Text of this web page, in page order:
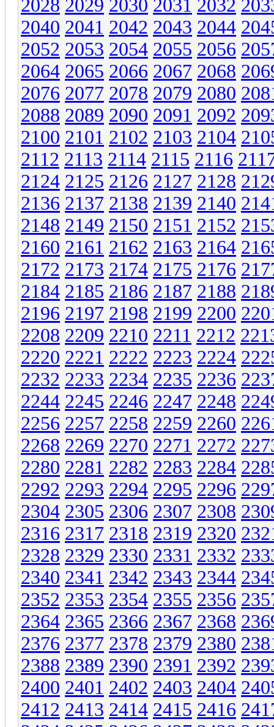
2028 2029 2030 2031 2032
2040 2041 2042 2043 2044
2052 2053 2054 2055 2056
2064 2065 2066 2067 2068
2076 2077 2078 2079 2080
2088 2089 2090 2091 2092
2100 2101 2102 2103 2104
2112 2113 2114 2115 2116
2124 2125 2126 2127 2128
2136 2137 2138 2139 2140
2148 2149 2150 2151 2152
2160 2161 2162 2163 2164
2172 2173 2174 2175 2176
2184 2185 2186 2187 2188
2196 2197 2198 2199 2200
2208 2209 2210 2211 2212
2220 2221 2222 2223 2224
2232 2233 2234 2235 2236
2244 2245 2246 2247 2248
2256 2257 2258 2259 2260
2268 2269 2270 2271 2272
2280 2281 2282 2283 2284
2292 2293 2294 2295 2296
2304 2305 2306 2307 2308
2316 2317 2318 2319 2320
2328 2329 2330 2331 2332
2340 2341 2342 2343 2344
2352 2353 2354 2355 2356
2364 2365 2366 2367 2368
2376 2377 2378 2379 2380
2388 2389 2390 2391 2392
2400 2401 2402 2403 2404
2412 2413 2414 2415 2416